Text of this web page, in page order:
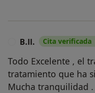
B.ll. Cita verificada
Todo Excelente , el
tratamiento que ha
Mucha tranquilidad .